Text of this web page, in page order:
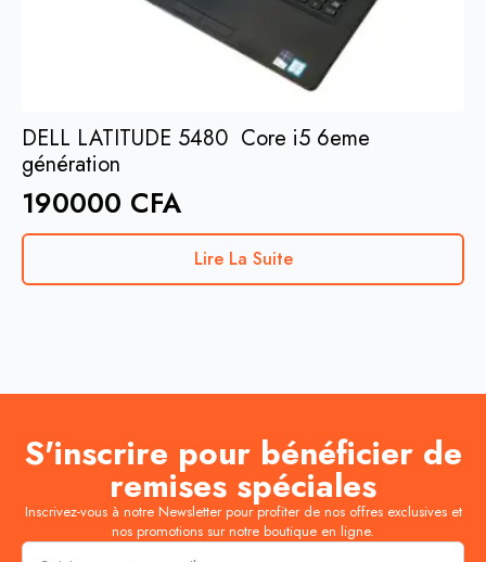
DELL LATITUDE 5480 Core i5 6eme
génération
190000 CFA
Lire La Suite
S'inscrire pour bénéficier de
remises spéciales
Inscrivez-vous à notre Newsletter pour profiter de nos offres exclusives et
nos promotions sur notre boutique en ligne.
Email